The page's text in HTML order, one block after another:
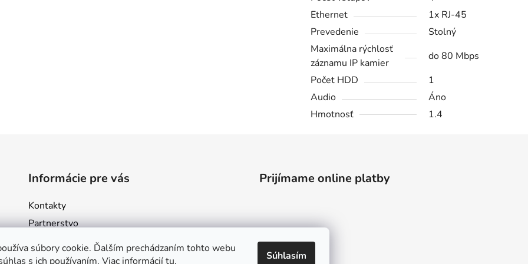
súbory cookie. Ďalším prechádzaním tohto webu
s ich používaním. Viac informáciítu. Súhlasím
Ethernet
1x RJ-45
Prevedenie
Stolný
Maximálna rýchlosť
záznamu IP kamier
do 80 Mbps
Počet HDD
1
Audio
Áno
Hmotnosť
1.4
Informácie pre vás
Kontakty
Partnerstvo
Obchodné podmienky
Podmienky ochrany osobných údajov
Prijímame online platby